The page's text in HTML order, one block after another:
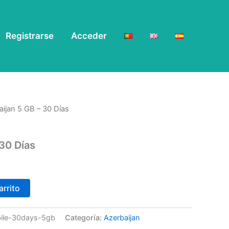
Registrarse Acceder
5 GB – 30 Días
Días
30days-5gb Categoría: Azerbaijan